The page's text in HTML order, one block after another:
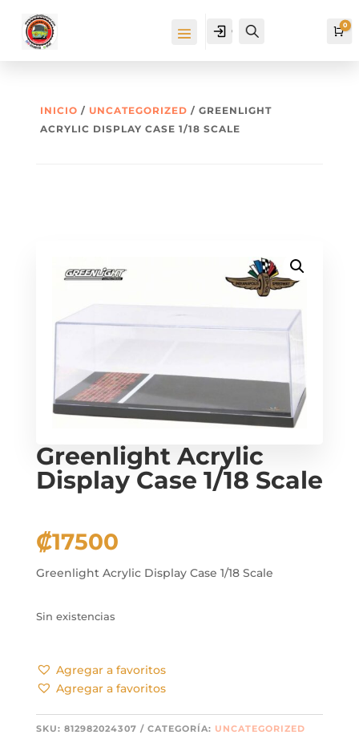
Cuenta 0
INICIO / UNCATEGORIZED / GREENLIGHT
ACRYLIC DISPLAY CASE 1/18 SCALE
Greenlight Acrylic
Display Case 1/18 Scale
₡17500
Greenlight Acrylic Display Case 1/18 Scale
Sin existencias
Agregar a favoritos
Agregar a favoritos
SKU: 812982024307 CATEGORÍA: UNCATEGORIZED